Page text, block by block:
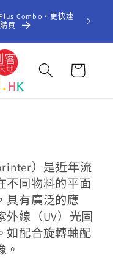
Combo，更快速
買
型
物
）是近年流
不同物料的平面
具有廣泛的應
外線（UV）光固
如配合旋轉軸配
。